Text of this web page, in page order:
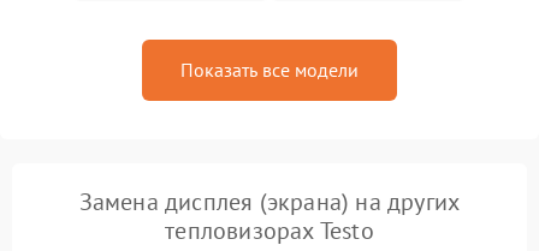
Показать все модели
Замена дисплея (экрана) на других
тепловизорах Testo